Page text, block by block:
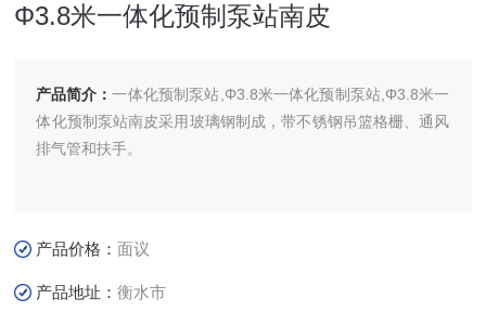
Φ3.8米一体化预制泵站南皮
产品简介：一体化预制泵站,Φ3.8米一体化预制泵站,Φ3.8米一
体化预制泵站南皮采用玻璃钢制成，带不锈钢吊篮格栅、通风
排气管和扶手。
产品价格：面议
产品地址：衡水市